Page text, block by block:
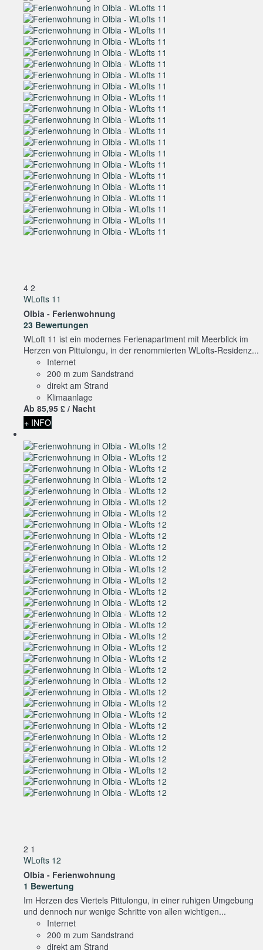
4 2
WLofts 11
Olbia - Ferienwohnung
23 Bewertungen
WLoft 11 ist ein modernes Ferienapartment mit Meerblick im
Herzen von Pittulongu, in der renommierten WLofts-Residenz...
Internet
200 m zum Sandstrand
direkt am Strand
Klimaanlage
Ab 85,95 £ / Nacht
+ INFO
2 1
WLofts 12
Olbia - Ferienwohnung
1 Bewertung
Im Herzen des Viertels Pittulongu, in einer ruhigen Umgebung
und dennoch nur wenige Schritte von allen wichtigen...
Internet
200 m zum Sandstrand
direkt am Strand